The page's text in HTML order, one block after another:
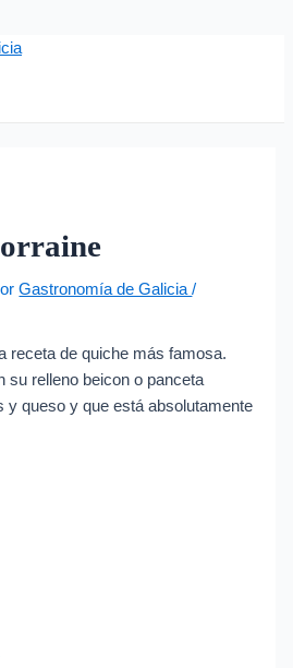
Gastronomía de Galicia/
receta de quiche más famosa.
su relleno beicon o panceta
y queso y que está absolutamente